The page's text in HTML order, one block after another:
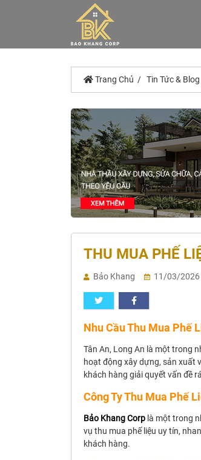
Trang Chủ Tin Tức & Blog
THU MUA PHẾ
Bảo Khang 11/03/2026
Nhu Cầu Thu Mua Phế
Tân An, Long An là một trong
hoạt động xây dựng, sản xuất
khách hàng giải quyết vấn đề
Công Ty Thu Mua Phế
Bảo Khang Corp là một trong
vụ thu mua phế liệu uy tín,
khách hàng.